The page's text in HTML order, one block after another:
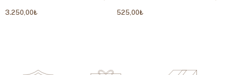
3.250,00₺ 525,00₺